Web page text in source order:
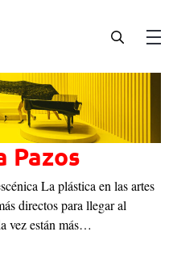
Pazos
La plástica en las artes
directos para llegar al
vez están más…